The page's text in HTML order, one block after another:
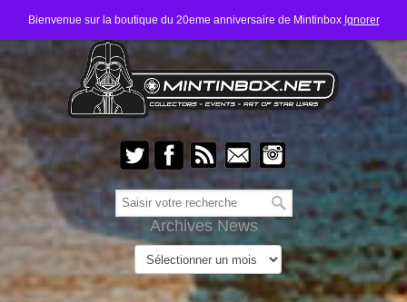
Bienvenue sur la boutique du 20eme anniversaire de Mintinbox Ignorer
Archives News